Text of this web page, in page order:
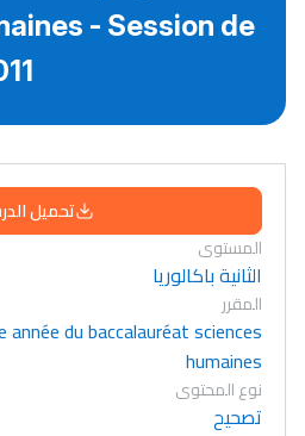
- Session de
تحميل
المستوى
الثانية باكالوريا
المقرر
année du baccalauréat sciences
humaines
نوع المحتوى
تصحيح